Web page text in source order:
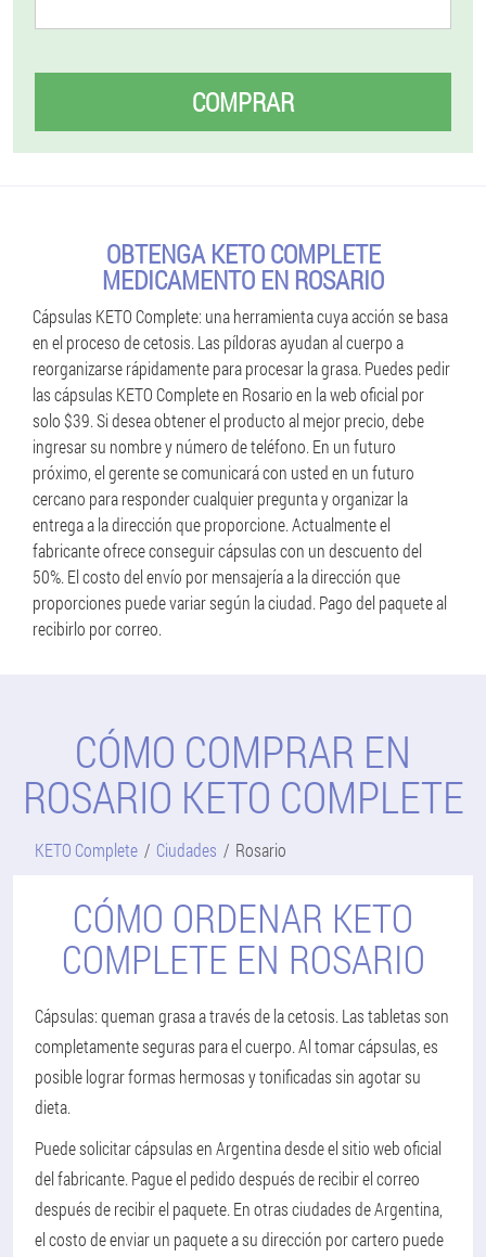
COMPRAR
OBTENGA KETO COMPLETE
MEDICAMENTO EN ROSARIO
Cápsulas KETO Complete: una herramienta cuya acción se basa
en el proceso de cetosis. Las píldoras ayudan al cuerpo a
reorganizarse rápidamente para procesar la grasa. Puedes pedir
las cápsulas KETO Complete en Rosario en la web oficial por
solo $39. Si desea obtener el producto al mejor precio, debe
ingresar su nombre y número de teléfono. En un futuro
próximo, el gerente se comunicará con usted en un futuro
cercano para responder cualquier pregunta y organizar la
entrega a la dirección que proporcione. Actualmente el
fabricante ofrece conseguir cápsulas con un descuento del
50%. El costo del envío por mensajería a la dirección que
proporciones puede variar según la ciudad. Pago del paquete al
recibirlo por correo.
CÓMO COMPRAR EN
ROSARIO KETO COMPLETE
KETO Complete Ciudades Rosario
CÓMO ORDENAR KETO
COMPLETE EN ROSARIO
Cápsulas: queman grasa a través de la cetosis. Las tabletas son
completamente seguras para el cuerpo. Al tomar cápsulas, es
posible lograr formas hermosas y tonificadas sin agotar su
dieta.
Puede solicitar cápsulas en Argentina desde el sitio web oficial
del fabricante. Pague el pedido después de recibir el correo
después de recibir el paquete. En otras ciudades de Argentina,
el costo de enviar un paquete a su dirección por cartero puede